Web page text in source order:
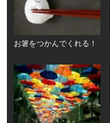
お箸をつかんでくれる！